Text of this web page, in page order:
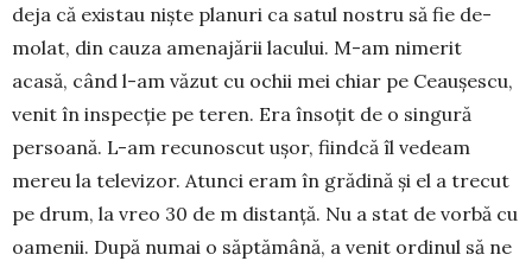
deja că exis­tau niște planuri ca satul nos­tru să fie de­
molat, din cauza ame­najării lacului. M-am nimerit
acasă, când l-am văzut cu ochii mei chiar pe Ceaușescu,
venit în inspecție pe teren. Era însoțit de o singură
persoană. L-am recu­nos­cut ușor, fiindcă îl vedeam
mereu la televizor. Atunci eram în grădină și el a trecut
pe drum, la vreo 30 de m distanță. Nu a stat de vorbă cu
oamenii. După numai o săptămână, a venit ordinul să ne